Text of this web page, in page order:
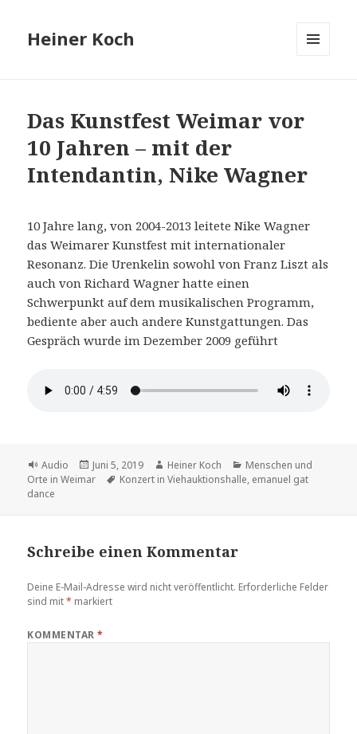
Heiner Koch
Das Kunstfest Weimar vor
10 Jahren – mit der
Intendantin, Nike Wagner
10 Jahre lang, von 2004-2013 leitete Nike Wagner
das Weimarer Kunstfest mit internationaler
Resonanz. Die Urenkelin sowohl von Franz Liszt als
auch von Richard Wagner hatte einen
Schwerpunkt auf dem musikalischen Programm,
bediente aber auch andere Kunstgattungen. Das
Gespräch wurde im Dezember 2009 geführt
Format
Audio
Veröffentlicht
am
Juni 5, 2019 Autor
Heiner Koch Kategorien
Menschen und
Orte in Weimar
Schlagwörter
Konzert in Viehauktionshalle, emanuel gat
dance
Schreibe einen Kommentar
Deine E-Mail-Adresse wird nicht veröffentlicht. Erforderliche Felder
sind mit* markiert
KOMMENTAR*